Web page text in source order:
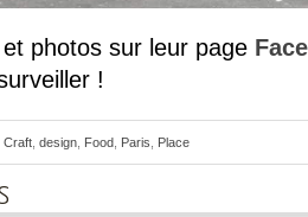
photos sur leur page
!
Craft design Food Paris Place